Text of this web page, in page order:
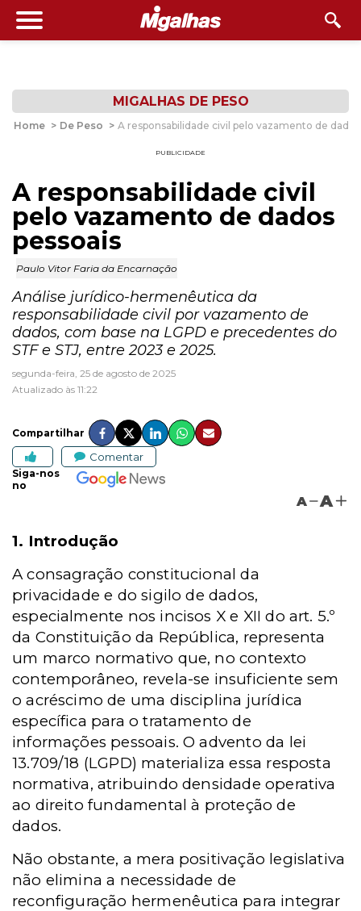
MIGALHAS DE PESO
Home > De Peso > A responsabilidade civil pelo vazamento de dados
PUBLICIDADE
A responsabilidade civil
pelo vazamento de dados
pessoais
Paulo Vitor Faria da Encarnação
Análise jurídico-hermenêutica da
responsabilidade civil por vazamento de
dados, com base na LGPD e precedentes do
STF e STJ, entre 2023 e 2025.
segunda-feira, 25 de agosto de 2025
Atualizado às 11:22
Compartilhar
Comentar
Siga-nos
no
A A
1. Introdução
A consagração constitucional da
privacidade e do sigilo de dados,
especialmente nos incisos X e XII do art. 5.º
da Constituição da República, representa
um marco normativo que, no contexto
contemporâneo, revela-se insuficiente sem
o acréscimo de uma disciplina jurídica
específica para o tratamento de
informações pessoais. O advento da lei
13.709/18 (LGPD) materializa essa resposta
normativa, atribuindo densidade operativa
ao direito fundamental à proteção de
dados.
Não obstante, a mera positivação legislativa
não elimina a necessidade de
reconfiguração hermenêutica para integrar